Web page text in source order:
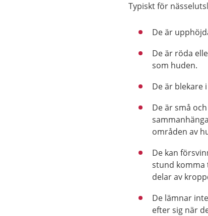
Typiskt för
De är
De är röda
som huden.
De är blekare
De är små
områden av
De kan
stund komma
delar av
De lämnar
efter sig när